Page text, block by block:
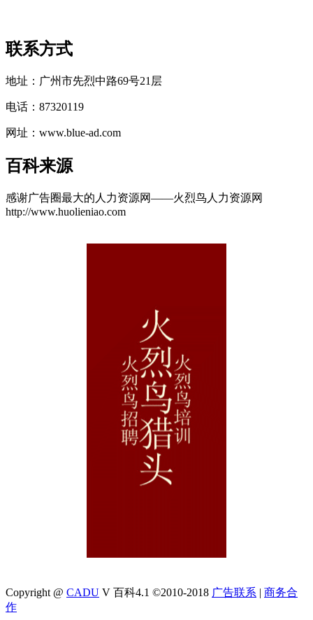
联系方式
地址：广州市先烈中路69号21层
电话：87320119
网址：www.blue-ad.com
百科来源
感谢广告圈最大的人力资源网——火烈鸟人力资源网
http://www.huolieniao.com
Copyright @ CADU V 百科4.1 ©2010-2018 广告联系 | 商务合
作